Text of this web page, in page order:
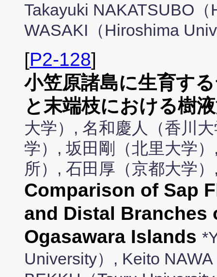
Takayuki NAKATSUBO
WASAKI（Hiroshima
[P2-128]
小笠原諸島に生育す
と末端枝における樹
大学）, 名和慶人（香川
学）, 坂田剛（北里大学
所）, 石田厚（京都大学
Comparison of Sap
and Distal
Ogasawara Islands
University）, Keito